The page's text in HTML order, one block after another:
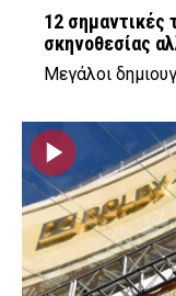
12 σημαντικές
σκηνοθεσίας
Μεγάλοι